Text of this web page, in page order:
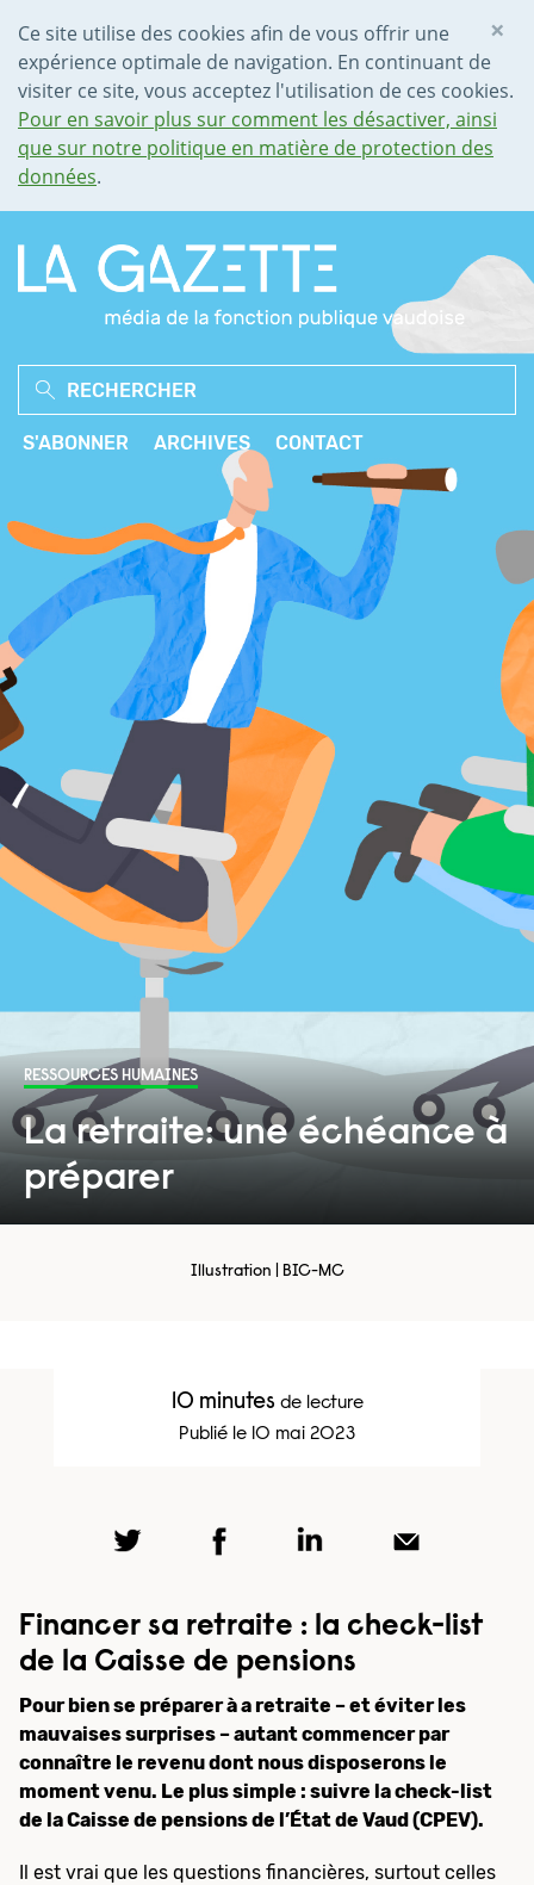
Ce site utilise des cookies afin de vous offrir une
expérience optimale de navigation. En continuant de
visiter ce site, vous acceptez l'utilisation de ces cookies.
Pour en savoir plus sur comment les désactiver, ainsi
que sur notre politique en matière de protection des
données.
×
S'ABONNER ARCHIVES CONTACT
RESSOURCES HUMAINES
La retraite: une échéance à
préparer
Illustration | BIC-MC
10 minutes de lecture
Publié le 10 mai 2023
Financer sa retraite : la check-list
de la Caisse de pensions
Pour bien se préparer à a retraite – et éviter les
mauvaises surprises – autant commencer par
connaître le revenu dont nous disposerons le
moment venu. Le plus simple : suivre la check-list
de la Caisse de pensions de l’État de Vaud (CPEV).
Il est vrai que les questions financières, surtout celles